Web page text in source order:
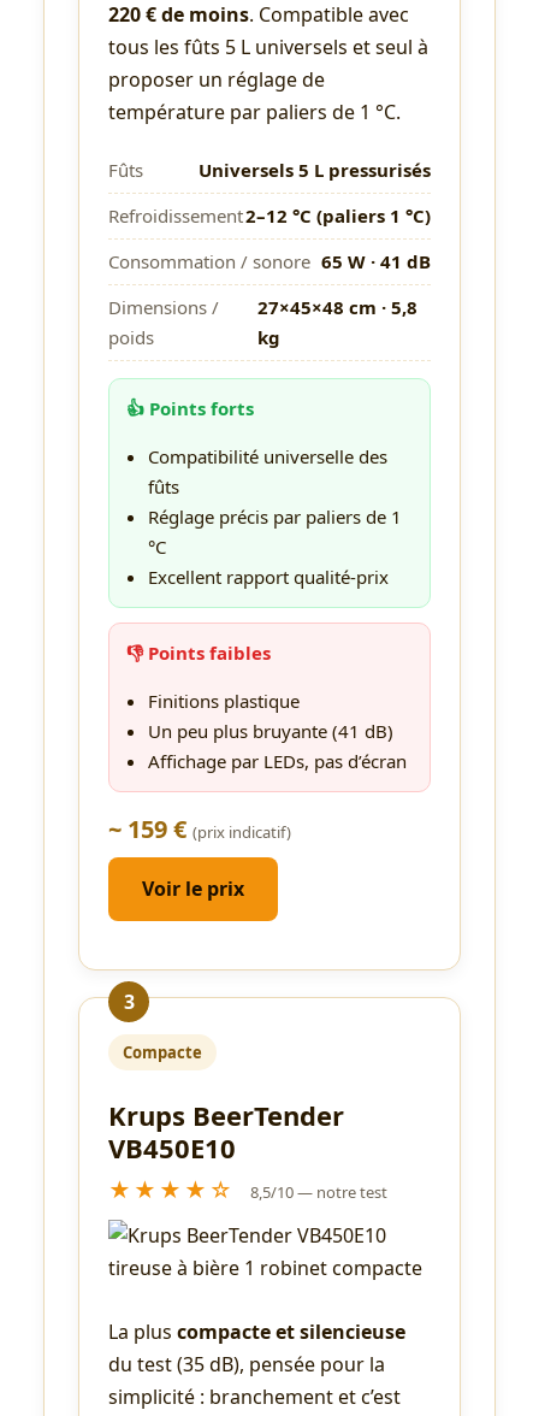
220 € de moins. Compatible avec
tous les fûts 5 L universels et seul à
proposer un réglage de
température par paliers de 1 °C.
Fûts
Universels 5 L pressurisés
Refroidissement2–12 °C (paliers 1 °C)
Consommation / sonore 65 W · 41 dB
Dimensions /
poids
27×45×48 cm · 5,8
kg
👍 Points forts
Compatibilité universelle des
fûts
Réglage précis par paliers de 1
°C
Excellent rapport qualité-prix
👎 Points faibles
Finitions plastique
Un peu plus bruyante (41 dB)
Affichage par LEDs, pas d’écran
~ 159 € (prix indicatif)
Voir le prix
3
Compacte
Krups BeerTender
VB450E10
★★★★☆ 8,5/10 — notre test
La plus compacte et silencieuse
du test (35 dB), pensée pour la
simplicité : branchement et c’est